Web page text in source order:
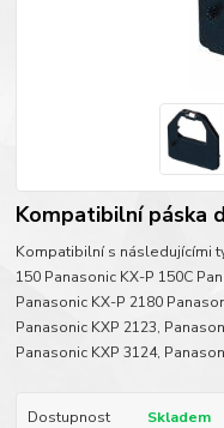
Kompatibilní páska
Kompatibilní s následujícími
150 Panasonic KX-P 150C
Panasonic KX-P 2180
Panasonic KXP 2123,
Panasonic KXP 3124,
Dostupnost Skladem